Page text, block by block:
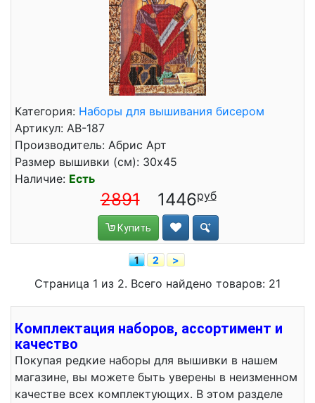
Категория: Наборы для вышивания бисером
Артикул: АВ-187
Производитель: Абрис Арт
Размер вышивки (см): 30x45
Наличие: Есть
2891 1446
Купить
1 2 >
Страница 1 из 2. Всего найдено товаров: 21
Комплектация наборов, ассортимент и
качество
Покупая редкие наборы для вышивки в нашем
магазине, вы можете быть уверены в неизменном
качестве всех комплектующих. В этом разделе